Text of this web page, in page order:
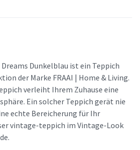
Dunkelblau ist ein Teppich
der Marke FRAAI | Home & Living.
verleiht Ihrem Zuhause eine
Ein solcher Teppich gerät nie
echte Bereicherung für Ihr
vintage-teppich im Vintage-Look